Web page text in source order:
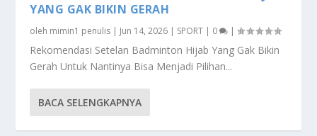
YANG GAK BIKIN GERAH
oleh mimin1 penulis | Jun 14, 2026 | SPORT | 0 |
Rekomendasi Setelan Badminton Hijab Yang Gak Bikin
Gerah Untuk Nantinya Bisa Menjadi Pilihan...
BACA SELENGKAPNYA